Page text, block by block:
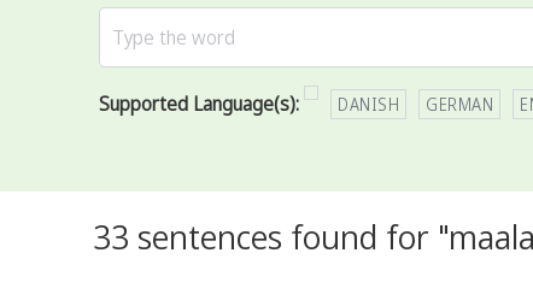
Supported Language(s): DANISH GERMAN
33 sentences found for